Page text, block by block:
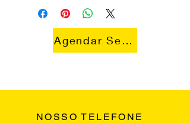
Agendar Serviço
NOSSO TELEFONE